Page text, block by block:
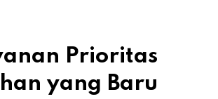
Prioritas
yang Baru